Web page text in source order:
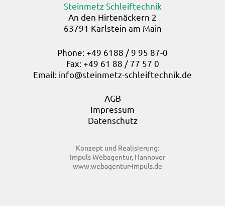
Steinmetz Schleiftechnik
An den Hirtenäckern 2
63791 Karlstein am Main
Phone: +49 6188 / 9 95 87-0
Fax: +49 61 88 / 77 57 0
Email: info@steinmetz-schleiftechnik.de
AGB
Impressum
Datenschutz
Konzept und Realisierung:
Impuls Webagentur, Hannover
www.webagentur-impuls.de